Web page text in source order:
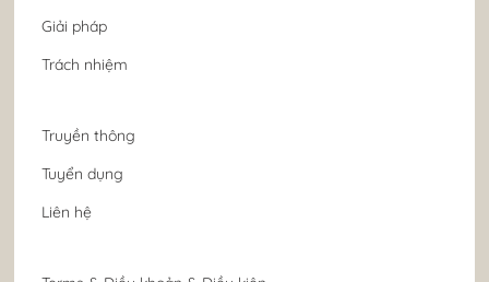
Giải pháp
Trách nhiệm
Truyền thông
Tuyển dụng
Liên hệ